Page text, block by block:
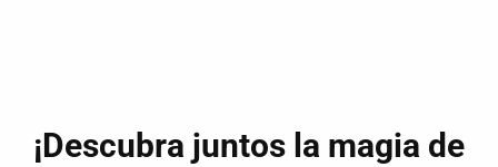
¡Descubra juntos la magia de